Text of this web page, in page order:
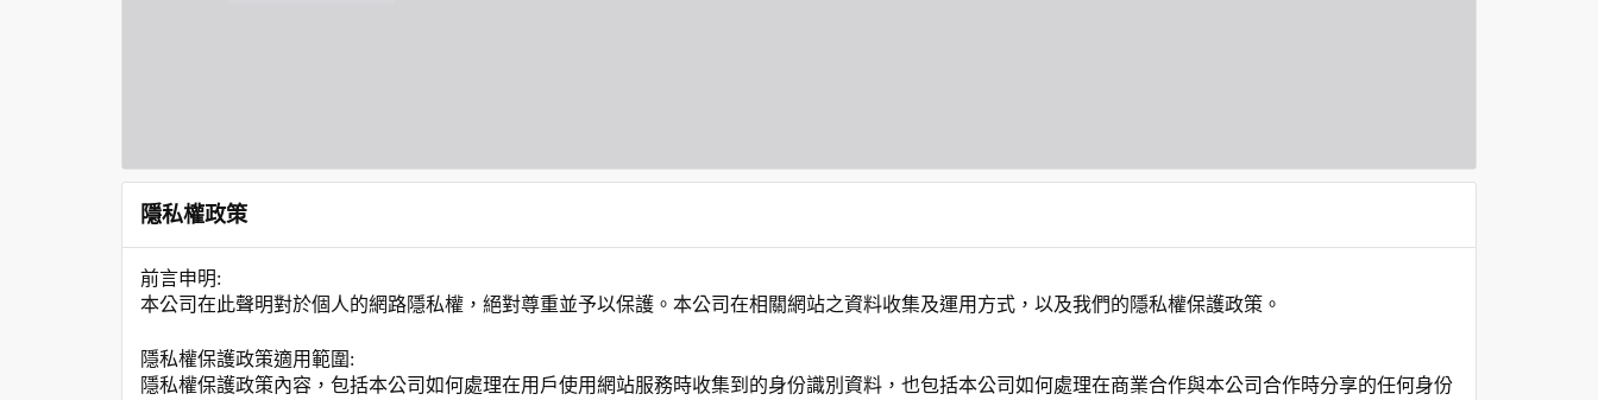
隱私權政策
前言申明:
本公司在此聲明對於個人的網路隱私權，絕對尊重並予以保護。本公司在相關網站之資料收集及運用方式，以及我們的隱私權保護政策。
隱私權保護政策適用範圍:
隱私權保護政策內容，包括本公司如何處理在用戶使用網站服務時收集到的身份識別資料，也包括本公司如何處理在商業合作與本公司合作時分享的任何身份